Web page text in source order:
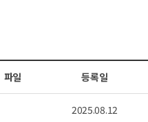
파일 등록일
2025.08.12